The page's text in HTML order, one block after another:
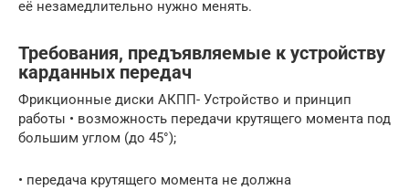
её незамедлительно нужно менять.
Требования, предъявляемые к устройству
карданных передач
Фрикционные диски АКПП- Устройство и принцип
работы • возможность передачи крутящего момента под
большим углом (до 45°);
• передача крутящего момента не должна